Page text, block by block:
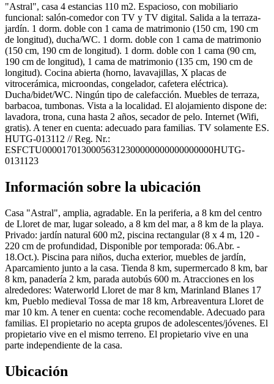
"Astral", casa 4 estancias 110 m2. Espacioso, con mobiliario
funcional: salón-comedor con TV y TV digital. Salida a la terraza-
jardín. 1 dorm. doble con 1 cama de matrimonio (150 cm, 190 cm
de longitud), ducha/WC. 1 dorm. doble con 1 cama de matrimonio
(150 cm, 190 cm de longitud). 1 dorm. doble con 1 cama (90 cm,
190 cm de longitud), 1 cama de matrimonio (135 cm, 190 cm de
longitud). Cocina abierta (horno, lavavajillas, X placas de
vitrocerámica, microondas, congelador, cafetera eléctrica).
Ducha/bidet/WC. Ningún tipo de calefacción. Muebles de terraza,
barbacoa, tumbonas. Vista a la localidad. El alojamiento dispone de:
lavadora, trona, cuna hasta 2 años, secador de pelo. Internet (Wifi,
gratis). A tener en cuenta: adecuado para familias. TV solamente ES.
HUTG-013112 // Reg. Nr.:
ESFCTU00001701300056312300000000000000000HUTG-
0131123
Información sobre la ubicación
Casa "Astral", amplia, agradable. En la periferia, a 8 km del centro
de Lloret de mar, lugar soleado, a 8 km del mar, a 8 km de la playa.
Privado: jardín natural 600 m2, piscina rectangular (8 x 4 m, 120 -
220 cm de profundidad, Disponible por temporada: 06.Abr. -
18.Oct.). Piscina para niños, ducha exterior, muebles de jardín,
Aparcamiento junto a la casa. Tienda 8 km, supermercado 8 km, bar
8 km, panadería 2 km, parada autobús 600 m. Atracciones en los
alrededores: Waterworld Lloret de mar 8 km, Marinland Blanes 17
km, Pueblo medieval Tossa de mar 18 km, Arbreaventura Lloret de
mar 10 km. A tener en cuenta: coche recomendable. Adecuado para
familias. El propietario no acepta grupos de adolescentes/jóvenes. El
propietario vive en el mismo terreno. El propietario vive en una
parte independiente de la casa.
Ubicación